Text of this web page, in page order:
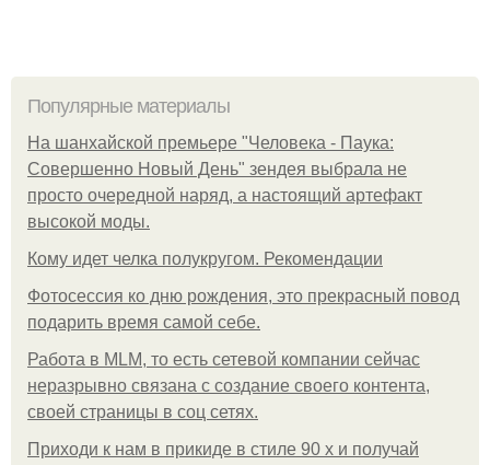
Популярные материалы
На шанхайской премьере "Человека - Паука:
Совершенно Новый День" зендея выбрала не
просто очередной наряд, а настоящий артефакт
высокой моды.
Кому идет челка полукругом. Рекомендации
Фотосессия ко дню рождения, это прекрасный повод
подарить время самой себе.
Работа в MLM, то есть сетевой компании сейчас
неразрывно связана с создание своего контента,
своей страницы в соц сетях.
Приходи к нам в прикиде в стиле 90 х и получай